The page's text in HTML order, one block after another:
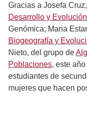
Gracias a Josefa
Desarrollo y Evolución
Genómica; Maria
Biogeografía y
Nieto, del grupo de
Poblaciones, este
estudiantes de
mujeres que hacen